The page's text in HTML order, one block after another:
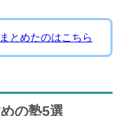
とめたのはこちら
の塾5選